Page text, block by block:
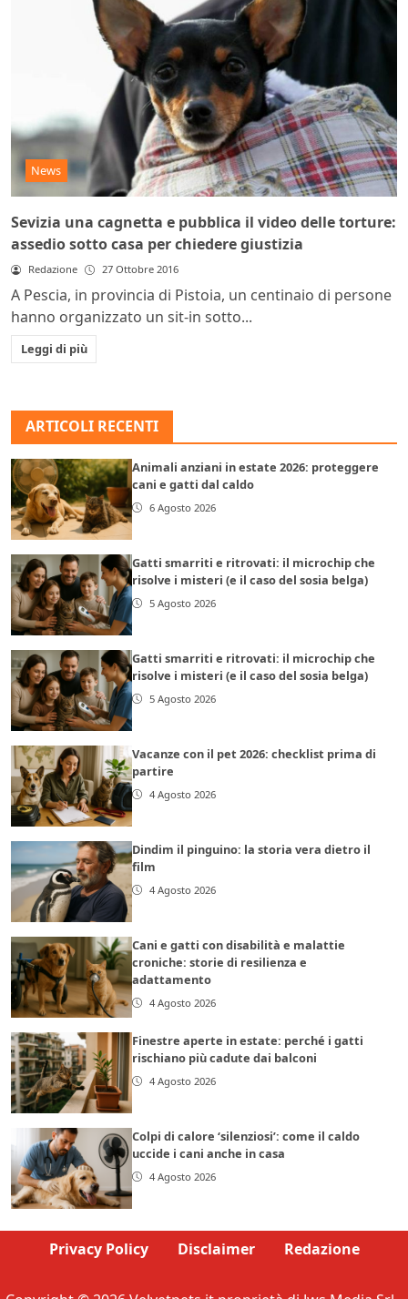
News
Sevizia una cagnetta e pubblica il video delle torture:
assedio sotto casa per chiedere giustizia
Redazione 27 Ottobre 2016
A Pescia, in provincia di Pistoia, un centinaio di persone
hanno organizzato un sit-in sotto...
Leggi di più
ARTICOLI RECENTI
Animali anziani in estate 2026: proteggere
cani e gatti dal caldo
6 Agosto 2026
Gatti smarriti e ritrovati: il microchip che
risolve i misteri (e il caso del sosia belga)
5 Agosto 2026
Gatti smarriti e ritrovati: il microchip che
risolve i misteri (e il caso del sosia belga)
5 Agosto 2026
Vacanze con il pet 2026: checklist prima di
partire
4 Agosto 2026
Dindim il pinguino: la storia vera dietro il
film
4 Agosto 2026
Cani e gatti con disabilità e malattie
croniche: storie di resilienza e
adattamento
4 Agosto 2026
Finestre aperte in estate: perché i gatti
rischiano più cadute dai balconi
4 Agosto 2026
Colpi di calore ‘silenziosi’: come il caldo
uccide i cani anche in casa
4 Agosto 2026
Privacy Policy Disclaimer Redazione